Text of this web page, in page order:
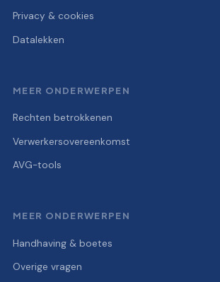
Privacy & cookies
Datalekken
MEER ONDERWERPEN
Rechten betrokkenen
Verwerkersovereenkomst
AVG-tools
MEER ONDERWERPEN
Handhaving & boetes
Overige vragen